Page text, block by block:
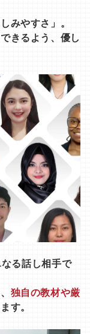
みやすさ」。
きるよう、優し
る話し相手で
独自の教材や厳
す。